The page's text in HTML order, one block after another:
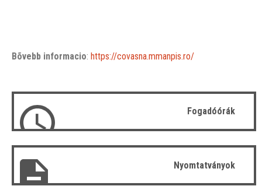
Bõvebb informacio: https://covasna.mmanpis.ro/
Fogadóórák
Nyomtatványok